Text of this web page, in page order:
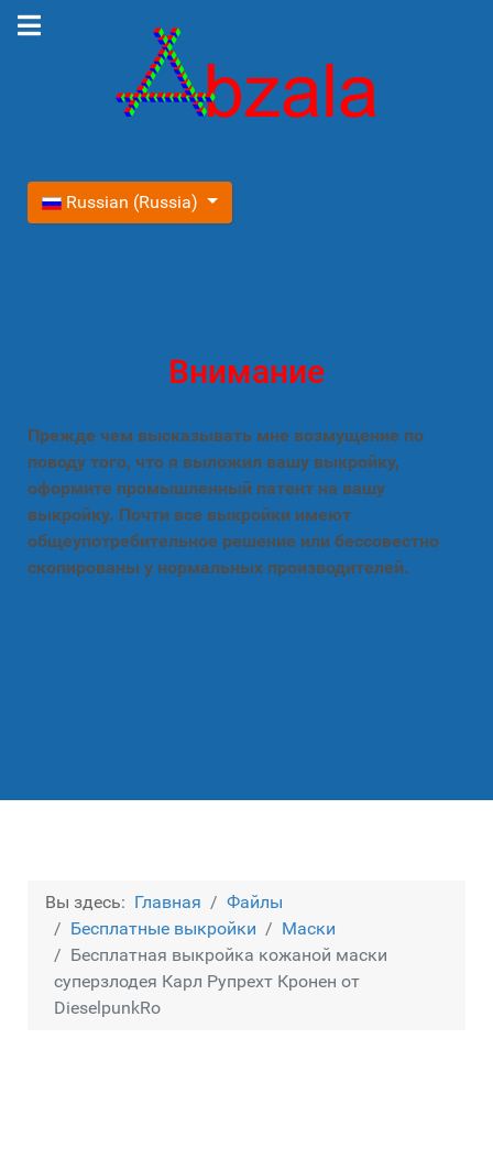
Выберите язык
Russian (Russia)
Внимание
Прежде чем высказывать мне возмущение по
поводу того, что я выложил вашу выкройку,
оформите промышленный патент на вашу
выкройку. Почти все выкройки имеют
общеупотребительное решение или бессовестно
скопированы у нормальных производителей.
Вы здесь: Главная
Файлы
Бесплатные выкройки
Маски
Бесплатная выкройка кожаной маски
суперзлодея Карл Рупрехт Кронен от
DieselpunkRo